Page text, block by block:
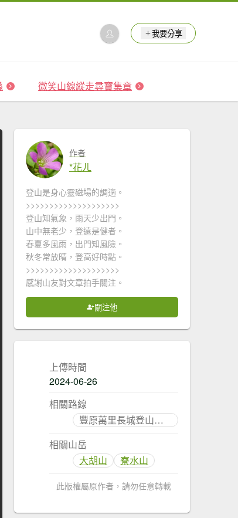
我要分享
微笑山線縱走尋寶集章
作者
*花ㄦ
登山是身心靈磁場的調適。
>>>>>>>>>>>>>>>>>>>>
登山知氣象，雨天少出門。
山中無老少，登遠是健者。
春夏多風雨，出門知風險。
秋冬常放晴，登高好時點。
>>>>>>>>>>>>>>>>>>>>
感謝山友對文章拍手關注。
關注他
上傳時間
2024-06-26
相關路線
豐原萬里長城登山步道
相關山岳
大胡山
寮水山
此版權屬原作者，請勿任意轉載